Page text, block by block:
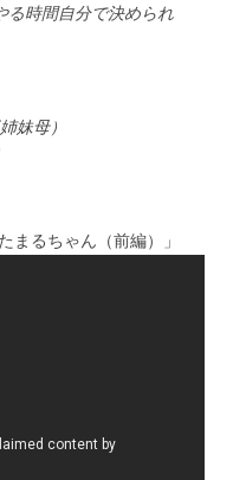
る時間自分で決められ
妹母）
まるちゃん（前編）」